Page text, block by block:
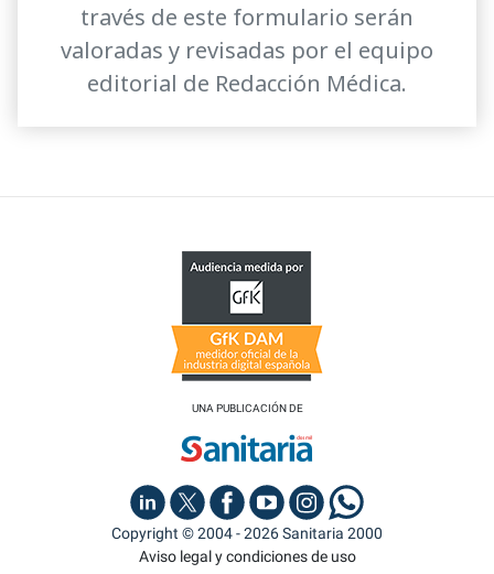
través de este formulario serán
valoradas y revisadas por el equipo
editorial de Redacción Médica.
UNA PUBLICACIÓN DE
Copyright © 2004 - 2026 Sanitaria 2000
Aviso legal y condiciones de uso